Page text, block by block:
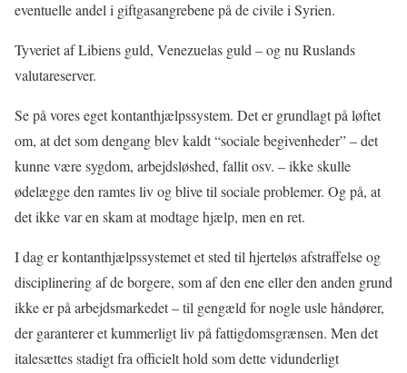
eventuelle andel i giftgasangrebene på de civile i Syrien.
Tyveriet af Libiens guld, Venezuelas guld – og nu Ruslands
valutareserver.
Se på vores eget kontanthjælpssystem. Det er grundlagt på løftet
om, at det som dengang blev kaldt “sociale begivenheder” – det
kunne være sygdom, arbejdsløshed, fallit osv. – ikke skulle
ødelægge den ramtes liv og blive til sociale problemer. Og på, at
det ikke var en skam at modtage hjælp, men en ret.
I dag er kontanthjælpssystemet et sted til hjerteløs afstraffelse og
disciplinering af de borgere, som af den ene eller den anden grund
ikke er på arbejdsmarkedet – til gengæld for nogle usle håndører,
der garanterer et kummerligt liv på fattigdomsgrænsen. Men det
italesættes stadigt fra officielt hold som dette vidunderligt